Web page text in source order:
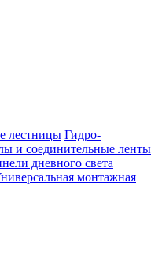
лестницы Гидро-
и соединительные ленты
дневного света
монтажная